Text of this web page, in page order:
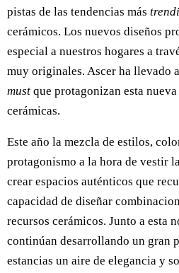
pistas de las tendencias más
cerámicos. Los nuevos diseños
especial a nuestros hogares a
muy originales. Ascer ha llevado
must que protagonizan esta
cerámicas.
Este año la mezcla de estilos,
protagonismo a la hora de vestir
crear espacios auténticos que
capacidad de diseñar
recursos cerámicos. Junto a esta
continúan desarrollando un gran
estancias un aire de elegancia y